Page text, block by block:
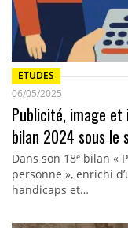
ETUDES
06/05/2025
Publicité, image et
bilan 2024 sous le
Dans son 18ᵉ bilan «
personne », enrichi
handicaps et…